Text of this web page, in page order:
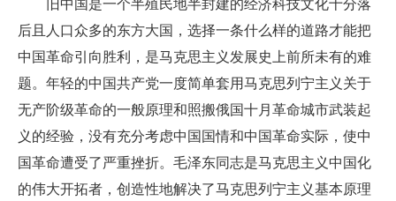
旧中国是一个半殖民地半封建的经济科技文化十分落
后且人口众多的东方大国，选择一条什么样的道路才能把
中国革命引向胜利，是马克思主义发展史上前所未有的难
题。年轻的中国共产党一度简单套用马克思列宁主义关于
无产阶级革命的一般原理和照搬俄国十月革命城市武装起
义的经验，没有充分考虑中国国情和中国革命实际，使中
国革命遭受了严重挫折。毛泽东同志是马克思主义中国化
的伟大开拓者，创造性地解决了马克思列宁主义基本原理